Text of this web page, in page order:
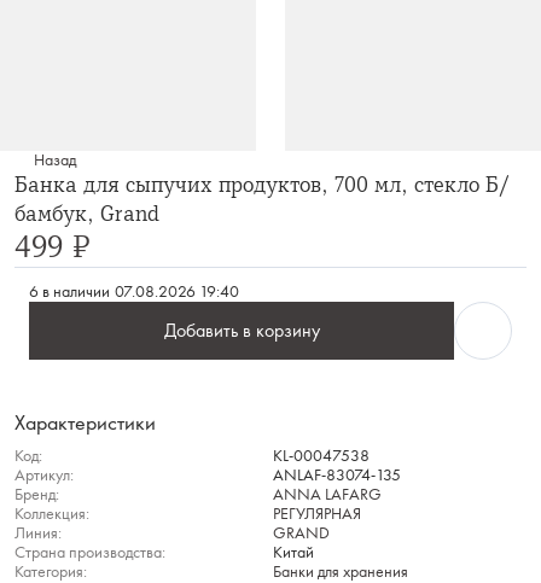
Назад
Банка для сыпучих продуктов, 700 мл, стекло Б/
бамбук, Grand
499 ₽
6 в наличии 07.08.2026 19:40
Добавить в корзину
Характеристики
Код:
KL-00047538
Артикул:
ANLAF-83074-135
Бренд:
ANNA LAFARG
Коллекция:
РЕГУЛЯРНАЯ
Линия:
GRAND
Страна производства:
Китай
Категория:
Банки для хранения